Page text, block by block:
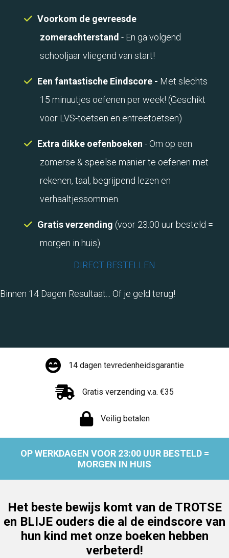
Voorkom de gevreesde
zomerachterstand - En ga volgend
schooljaar vliegend van start!
Een fantastische Eindscore - Met slechts
15 minuutjes oefenen per week! (Geschikt
voor LVS-toetsen en entreetoetsen)
Extra dikke oefenboeken - Om op een
zomerse & speelse manier te oefenen met
rekenen, taal, begrijpend lezen en
verhaaltjessommen.
Gratis verzending (voor 23:00 uur besteld =
morgen in huis)
DIRECT BESTELLEN
Binnen 14 Dagen Resultaat... Of je geld terug!
14 dagen tevredenheidsgarantie
Gratis verzending v.a. €35
Veilig betalen
OP WERKDAGEN VOOR 23:00 UUR BESTELD =
MORGEN IN HUIS
Het beste bewijs komt van de TROTSE
en BLIJE ouders die al de eindscore van
hun kind met onze boeken hebben
verbeterd!